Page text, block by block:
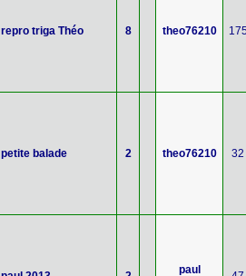
repro triga Théo 8 theo76210
petite balade 2 theo76210 32
paul